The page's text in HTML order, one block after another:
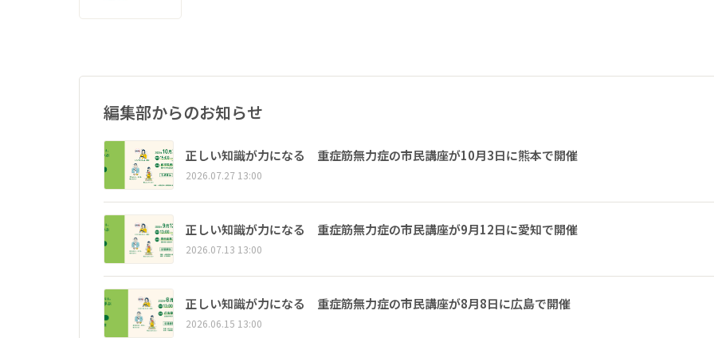
編集部からのお知らせ
正しい知識が力になる 重症筋無力症の市民講座が10月3日に熊本で開催
2026.07.27 13:00
正しい知識が力になる 重症筋無力症の市民講座が9月12日に愛知で開催
2026.07.13 13:00
正しい知識が力になる 重症筋無力症の市民講座が8月8日に広島で開催
2026.06.15 13:00